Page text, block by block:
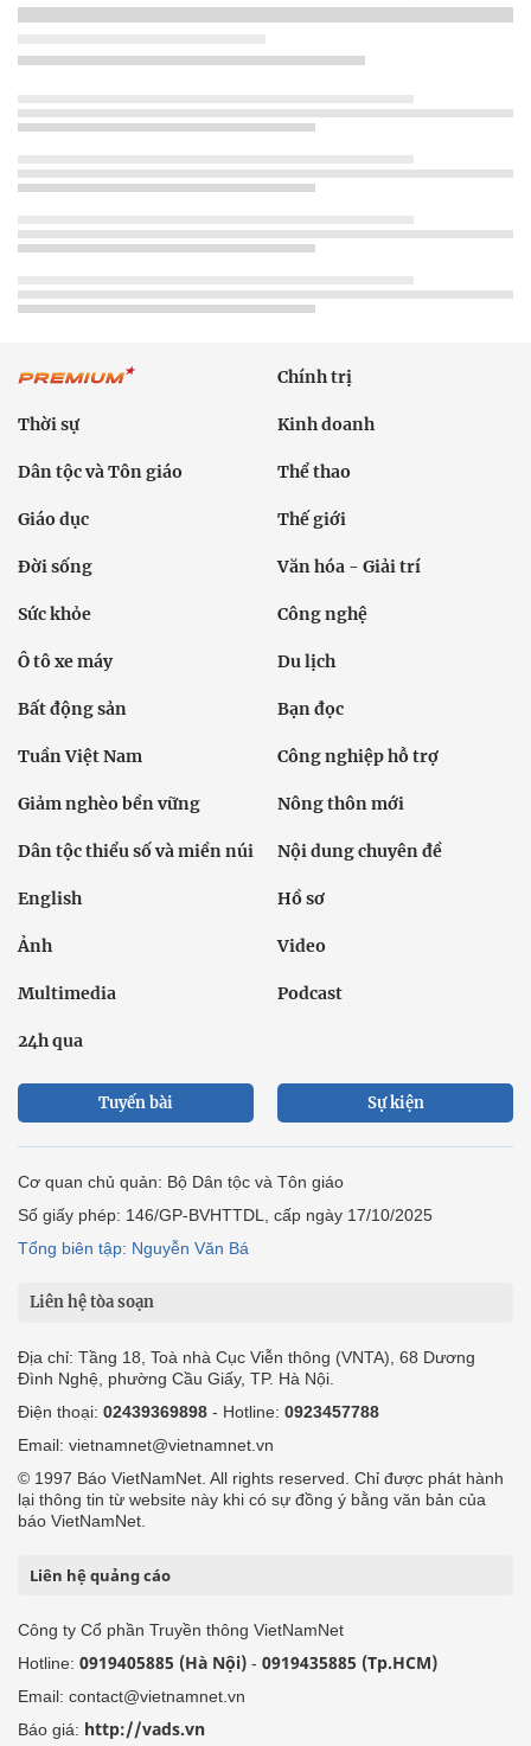
Chính trị
Thời sự Kinh doanh
Dân tộc và Tôn giáo Thể thao
Giáo dục Thế giới
Đời sống Văn hóa - Giải trí
Sức khỏe Công nghệ
Ô tô xe máy Du lịch
Bất động sản Bạn đọc
Tuần Việt Nam Công nghiệp hỗ trợ
Giảm nghèo bền vững Nông thôn mới
Dân tộc thiểu số và miền núi Nội dung chuyên đề
English Hồ sơ
Ảnh Video
Multimedia Podcast
24h qua
Tuyến bài Sự kiện
Cơ quan chủ quản: Bộ Dân tộc và Tôn giáo
Số giấy phép: 146/GP-BVHTTDL, cấp ngày 17/10/2025
Tổng biên tập: Nguyễn Văn Bá
Liên hệ tòa soạn
Địa chỉ: Tầng 18, Toà nhà Cục Viễn thông (VNTA), 68 Dương
Đình Nghệ, phường Cầu Giấy, TP. Hà Nội.
Điện thoại: 02439369898 - Hotline: 0923457788
Email: vietnamnet@vietnamnet.vn
© 1997 Báo VietNamNet. All rights reserved. Chỉ được phát hành
lại thông tin từ website này khi có sự đồng ý bằng văn bản của
báo VietNamNet.
Liên hệ quảng cáo
Công ty Cổ phần Truyền thông VietNamNet
Hotline: 0919405885 (Hà Nội) - 0919435885 (Tp.HCM)
Email: contact@vietnamnet.vn
Báo giá: http://vads.vn